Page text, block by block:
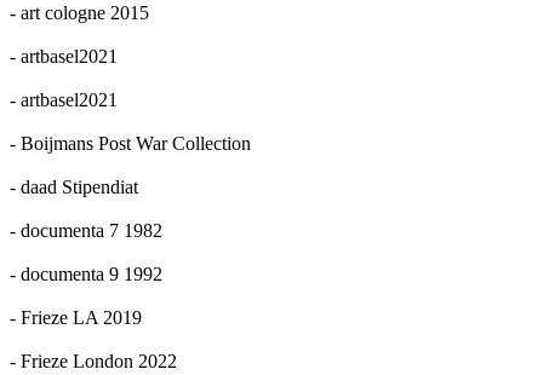
- art cologne 2015
- artbasel2021
- artbasel2021
- Boijmans Post War Collection
- daad Stipendiat
- documenta 7 1982
- documenta 9 1992
- Frieze LA 2019
- Frieze London 2022